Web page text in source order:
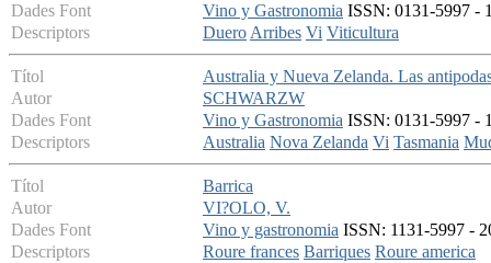
Dades Font
Vino y Gastronomia ISSN: 0131-5997 -
Descriptors
DueroArribes Vi Viticultura
Títol
Australia y Nueva Zelanda. Las
Autor
SCHWARZW
Dades Font
Vino y Gastronomia ISSN: 0131-5997 -
Descriptors
Australia Nova Zelanda Vi Tasmania
Títol
Barrica
Autor
VI?OLO, V.
Dades Font
Vino y gastronomia ISSN: 1131-5997 -
Descriptors
Roure frances Barriques Roure america